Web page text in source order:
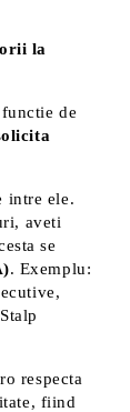
la
de
intre ele.
aveti
se
. Exemplu:
respecta
fiind